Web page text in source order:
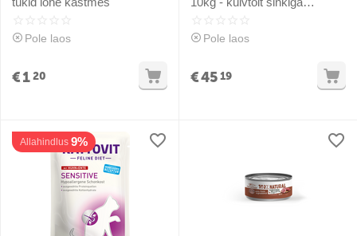
Pole laos
€120
ülekaalulistele kassidele
Pole laos
€4519
Allahindlus 9%